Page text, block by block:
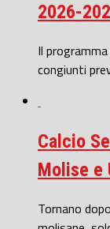
2026-
Il
congiunti
Calcio
Molise e
Tornano